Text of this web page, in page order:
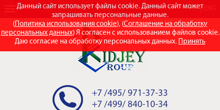
Данный сайт использует файлы cookie. Данный сайт может
запрашивать персональные данные.
(Политика использования cookie), (Соглашение на обработку
персональных данных) Я согласен с использованием файлов cookie.
Даю согласие на обработку персональных данных. Принять
RUS
+7 /495/ 971-37-33
+7 /499/ 840-10-34